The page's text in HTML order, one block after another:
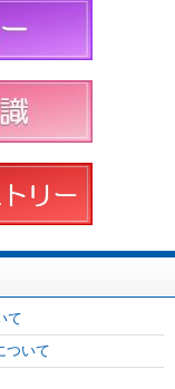
て
ついて